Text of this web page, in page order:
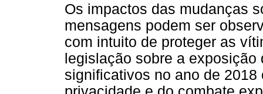
Os impactos das mudanças
mensagens podem ser
com intuito de proteger as
legislação sobre a
significativos no ano de